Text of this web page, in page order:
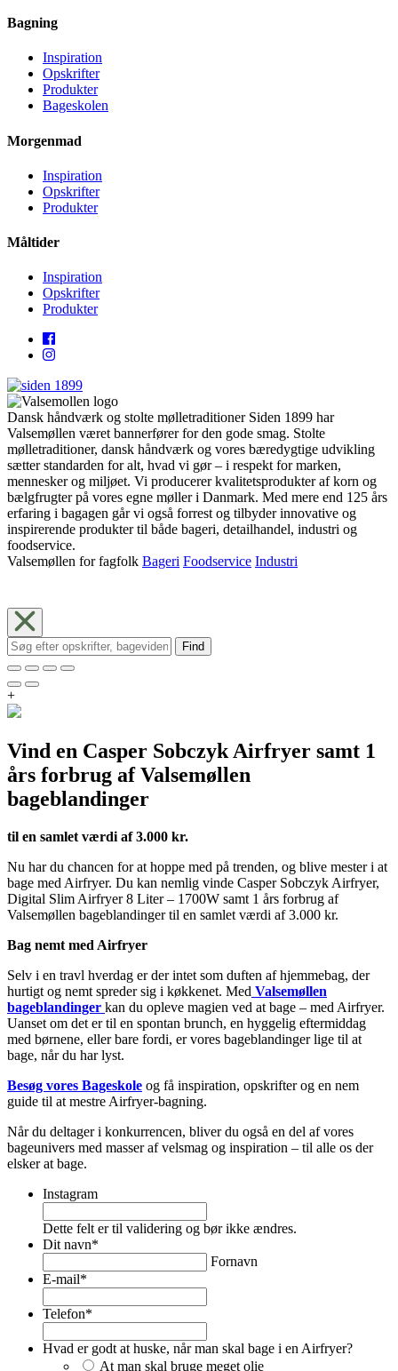
Bagning
Inspiration
Opskrifter
Produkter
Bageskolen
Morgenmad
Inspiration
Opskrifter
Produkter
Måltider
Inspiration
Opskrifter
Produkter
Dansk håndværk og stolte mølletraditioner Siden 1899 har
Valsemøllen været bannerfører for den gode smag. Stolte
mølletraditioner, dansk håndværk og vores bæredygtige udvikling
sætter standarden for alt, hvad vi gør – i respekt for marken,
mennesker og miljøet. Vi producerer kvalitetsprodukter af korn og
bælgfrugter på vores egne møller i Danmark. Med mere end 125 års
erfaring i bagagen går vi også forrest og tilbyder innovative og
inspirerende produkter til både bageri, detailhandel, industri og
foodservice.
Valsemøllen for fagfolk Bageri Foodservice Industri
Find
+
Vind en Casper Sobczyk Airfryer samt 1
års forbrug af Valsemøllen
bageblandinger
til en samlet værdi af 3.000 kr.
Nu har du chancen for at hoppe med på trenden, og blive mester i at
bage med Airfryer. Du kan nemlig vinde Casper Sobczyk Airfryer,
Digital Slim Airfryer 8 Liter – 1700W samt 1 års forbrug af
Valsemøllen bageblandinger til en samlet værdi af 3.000 kr.
Bag nemt med Airfryer
Selv i en travl hverdag er der intet som duften af hjemmebag, der
hurtigt og nemt spreder sig i køkkenet. Med Valsemøllen
bageblandinger kan du opleve magien ved at bage – med Airfryer.
Uanset om det er til en spontan brunch, en hyggelig eftermiddag
med børnene, eller bare fordi, er vores bageblandinger lige til at
bage, når du har lyst.
Besøg vores Bageskole og få inspiration, opskrifter og en nem
guide til at mestre Airfryer-bagning.
Når du deltager i konkurrencen, bliver du også en del af vores
bageunivers med masser af velsmag og inspiration – til alle os der
elsker at bage.
Instagram
Dette felt er til validering og bør ikke ændres.
Dit navn*
Fornavn
E-mail*
Telefon*
Hvad er godt at huske, når man skal bage i en Airfryer?
At man skal bruge meget olie